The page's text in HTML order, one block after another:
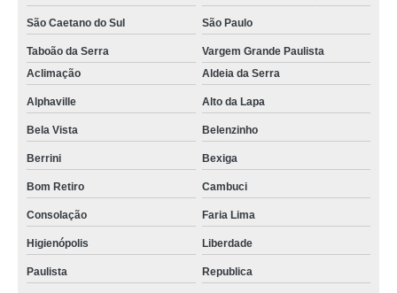
São Caetano do Sul São Paulo
Taboão da Serra
Vargem Grande Paulista
Aclimação
Aldeia da Serra
Alphaville Alto da Lapa
Bela Vista Belenzinho
Berrini Bexiga
Bom Retiro Cambuci
Consolação Faria Lima
Higienópolis Liberdade
Paulista Republica